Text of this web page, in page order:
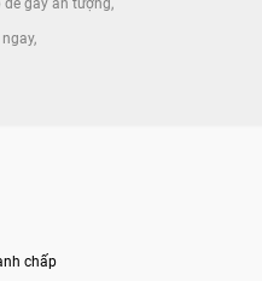
để gây ấn tượng
chấp